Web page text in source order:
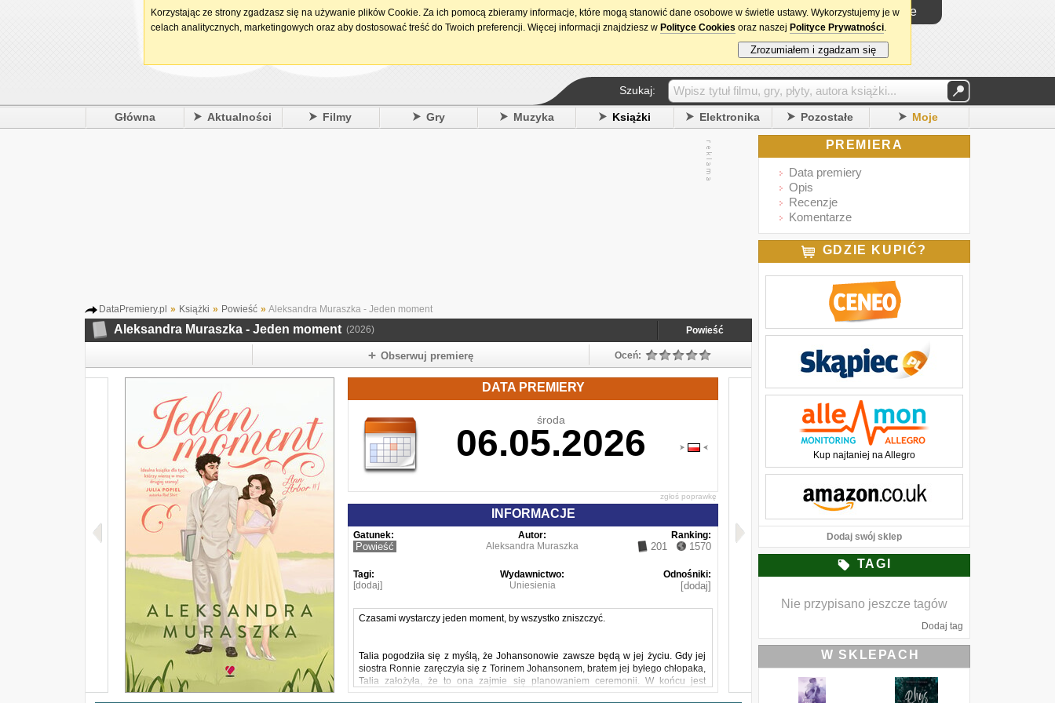
15. urodziny DataPremiery.pl Logowanie
Szukaj:
Główna Aktualności Filmy Gry Muzyka Książki Elektronika Pozostałe Moje
DataPremiery.pl » Książki » Powieść » Aleksandra Muraszka - Jeden moment
Aleksandra Muraszka - Jeden moment (2026) Powieść
Obserwuj premierę Oceń:
DATA PREMIERY
środa
06.05.2026
zgłoś poprawkę
INFORMACJE
Gatunek:
Powieść
Autor:
Aleksandra Muraszka
Ranking:
201 1570
Tagi:
[dodaj]
Wydawnictwo:
Uniesienia
Odnośniki:
[dodaj]
Czasami wystarczy jeden moment, by wszystko zniszczyć.
Talia pogodziła się z myślą, że Johansonowie zawsze będą w jej życiu. Gdy jej
siostra Ronnie zaręczyła się z Torinem Johansonem, bratem jej byłego chłopaka,
Talia założyła, że to ona zajmie się planowaniem ceremonii. W końcu jest
najlepszą konsultantką ślubną w mieście. Jednak siostra zaserwowała jej
PREMIERA
Data premiery
Opis
Recenzje
Komentarze
GDZIE KUPIĆ?
Kup najtaniej na Allegro
Dodaj swój sklep
TAGI
Nie przypisano jeszcze tagów
Dodaj tag
W SKLEPACH
Korzystając ze strony zgadzasz się na używanie plików Cookie. Za ich pomocą zbieramy informacje, które mogą stanowić dane osobowe w świetle ustawy. Wykorzystujemy je w
celach analitycznych, marketingowych oraz aby dostosować treść do Twoich preferencji. Więcej informacji znajdziesz w Polityce Cookies oraz naszej Polityce Prywatności.
Zrozumiałem i zgadzam się